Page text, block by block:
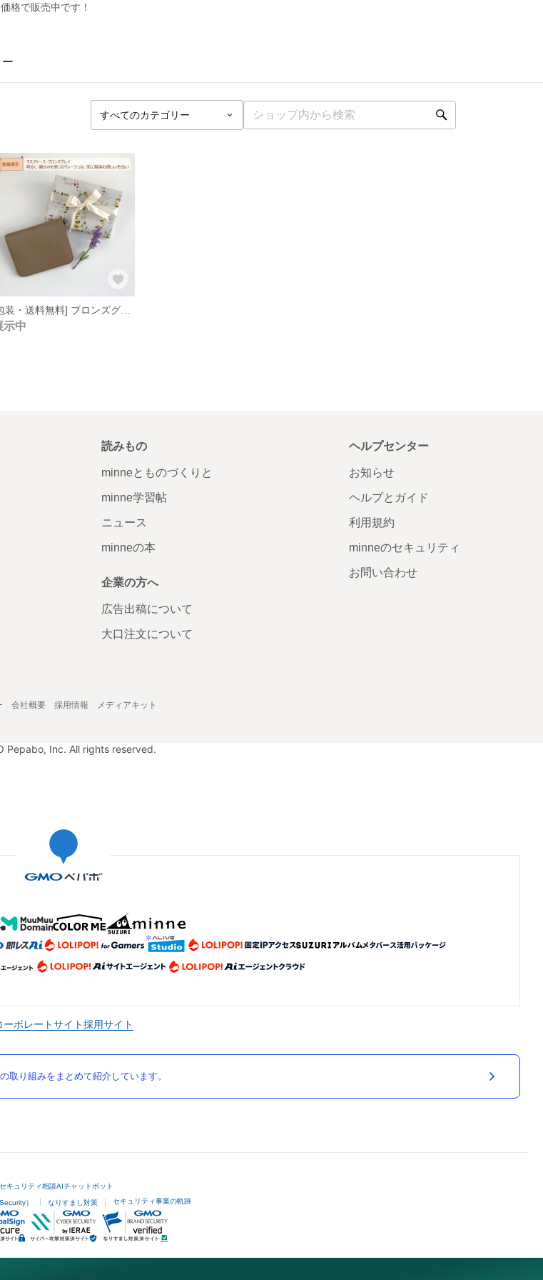
格で販売中です！
ー
[包装・送料無料] ブロンズグレイ◇本革マスクケース-グレージュ◇レザー◇内側除菌可◇予備マスク用ポケット付き◇入社祝い◇入学祝い◇記念日◇誕生日
示中
読みもの
minneとものづくりと
minne学習帖
ニュース
minneの本
企業の方へ
広告出稿について
大口注文について
ヘルプセンター
お知らせ
ヘルプとガイド
利用規約
minneのセキュリティ
お問い合わせ
会社概要 採用情報 メディアキット
Pepabo, Inc. All rights reserved.
ーポレートサイト採用サイト
取り組みをまとめて紹介しています。
セキュリティ相談AIチャットボット
） なりすまし対策 セキュリティ事業の軌跡